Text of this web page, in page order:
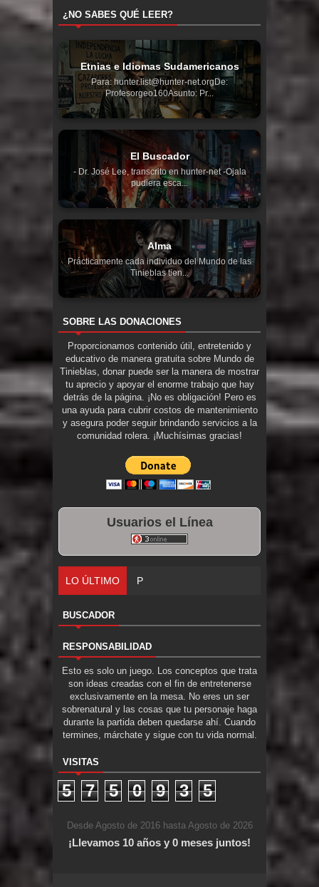
¿NO SABES QUÉ LEER?
Etnias e Idiomas Sudamericanos
Para: hunter.list@hunter-net.orgDe:
Profesorgeo160Asunto: Pr...
El Buscador
- Dr. José Lee, transcrito en hunter-net -Ojala
pudiera esca...
Alma
Prácticamente cada individuo del Mundo de las
Tinieblas tien...
SOBRE LAS DONACIONES
Proporcionamos contenido útil, entretenido y
educativo de manera gratuita sobre Mundo de
Tinieblas, donar puede ser la manera de mostrar
tu aprecio y apoyar el enorme trabajo que hay
detrás de la página. ¡No es obligación! Pero es
una ayuda para cubrir costos de mantenimiento
y asegura poder seguir brindando servicios a la
comunidad rolera. ¡Muchísimas gracias!
Usuarios el Línea
LO ÚLTIMO Parte 06: El Trato con los Muertos
BUSCADOR
RESPONSABILIDAD
Esto es solo un juego. Los conceptos que trata
son ideas creadas con el fin de entretenerse
exclusivamente en la mesa. No eres un ser
sobrenatural y las cosas que tu personaje haga
durante la partida deben quedarse ahí. Cuando
termines, márchate y sigue con tu vida normal.
VISITAS
5 7 5 0 9 3 5
Desde Agosto de 2016 hasta Agosto de 2026
¡Llevamos 10 años y 0 meses juntos!